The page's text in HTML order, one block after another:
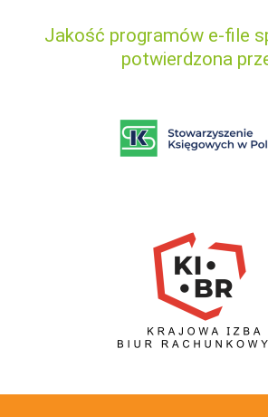
Jakość programów e-file
potwierdzona